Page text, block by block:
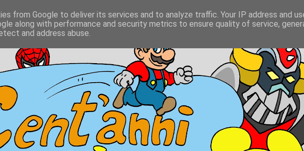
from Google to deliver its services and to analyze traffic. Your IP address and
along with performance and security metrics to ensure quality of service,
and address abuse.